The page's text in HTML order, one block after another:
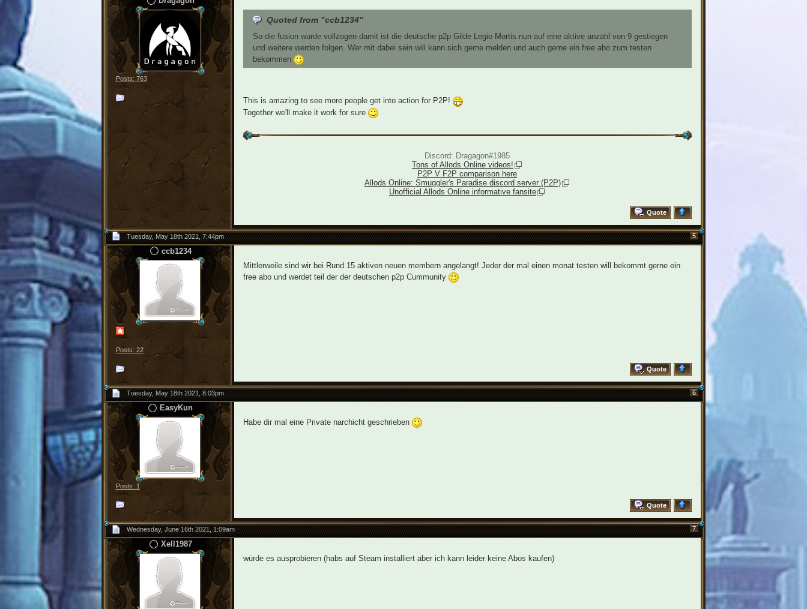
Posts: 763
Quoted from "ccb1234"
So die fusion wurde vollzogen damit ist die deutsche p2p Gilde Legio Mortis nun auf eine aktive anzahl von 9 gestiegen
und weitere werden folgen. Wer mit dabei sein will kann sich gerne melden und auch gerne ein free abo zum testen
bekommen
This is amazing to see more people get into action for P2P!
Together we'll make it work for sure
Discord: Dragagon#1985
Tons of Allods Online videos!
P2P V F2P comparison here
Allods Online: Smuggler's Paradise discord server (P2P)
Unofficial Allods Online informative fansite
Quote
5
Tuesday, May 18th 2021, 7:44pm
ccb1234
Posts: 22
Mittlerweile sind wir bei Rund 15 aktiven neuen membern angelangt! Jeder der mal einen monat testen will bekommt gerne ein
free abo und werdet teil der der deutschen p2p Cummunity
Quote
6
Tuesday, May 18th 2021, 8:03pm
EasyKun
Posts: 1
Habe dir mal eine Private narchicht geschrieben
Quote
7
Wednesday, June 16th 2021, 1:09am
Xell1987
würde es ausprobieren (habs auf Steam installiert aber ich kann leider keine Abos kaufen)